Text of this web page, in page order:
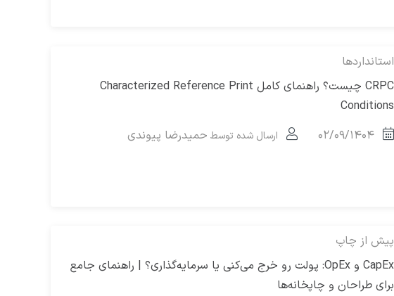
استانداردها
CRPC چیست؟ راهنمای کامل Characterized Reference Print
Conditions
۰۲/۰۹/۱۴۰۴
ارسال شده توسط حمیدرضا پیوندی
پیش از چاپ
CapEx و OpEx: پولت رو خرج می‌کنی یا سرمایه‌گذاری؟ | راهنمای جامع
برای طراحان و چاپخانه‌ها